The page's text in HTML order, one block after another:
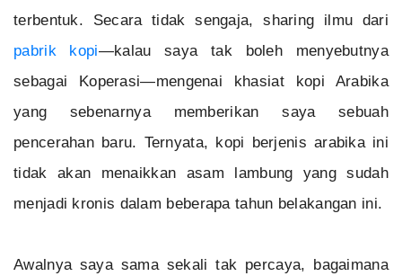
terbentuk. Secara tidak sengaja, sharing ilmu dari
pabrik kopi—kalau saya tak boleh menyebutnya
sebagai Koperasi—mengenai khasiat kopi Arabika
yang sebenarnya memberikan saya sebuah
pencerahan baru. Ternyata, kopi berjenis arabika ini
tidak akan menaikkan asam lambung yang sudah
menjadi kronis dalam beberapa tahun belakangan ini.
Awalnya saya sama sekali tak percaya, bagaimana